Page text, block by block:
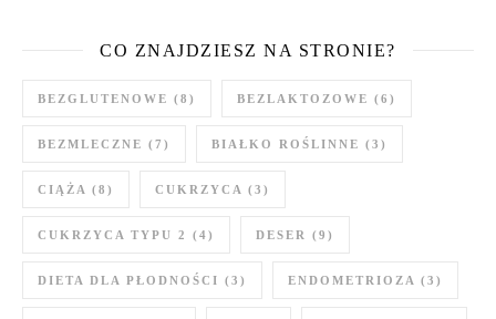
CO ZNAJDZIESZ NA STRONIE?
BEZGLUTENOWE (8) BEZLAKTOZOWE (6)
BEZMLECZNE (7) BIAŁKO ROŚLINNE (3)
CIĄŻA (8) CUKRZYCA (3)
CUKRZYCA TYPU 2 (4) DESER (9)
DIETA DLA PŁODNOŚCI (3) ENDOMETRIOZA (3)